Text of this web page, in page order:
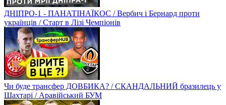
ДНІПРО-1 - ПАНАТІНАЇКОС / Вербич і Бернард проти
українців / Старт в Лізі Чемпіонів
Чи буде трансфер ДОВБИКА? / СКАНДАЛЬНИЙ бразилець у
Шахтарі / Аравійський БУМ